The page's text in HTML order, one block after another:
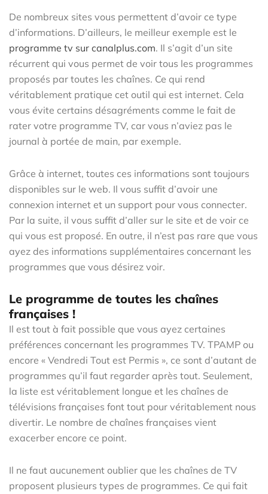
De nombreux sites vous permettent d’avoir ce type
d’informations. D’ailleurs, le meilleur exemple est le
programme tv sur canalplus.com. Il s’agit d’un site
récurrent qui vous permet de voir tous les programmes
proposés par toutes les chaînes. Ce qui rend
véritablement pratique cet outil qui est internet. Cela
vous évite certains désagréments comme le fait de
rater votre programme TV, car vous n’aviez pas le
journal à portée de main, par exemple.
Grâce à internet, toutes ces informations sont toujours
disponibles sur le web. Il vous suffit d’avoir une
connexion internet et un support pour vous connecter.
Par la suite, il vous suffit d’aller sur le site et de voir ce
qui vous est proposé. En outre, il n’est pas rare que vous
ayez des informations supplémentaires concernant les
programmes que vous désirez voir.
Le programme de toutes les chaînes
françaises !
Il est tout à fait possible que vous ayez certaines
préférences concernant les programmes TV. TPAMP ou
encore « Vendredi Tout est Permis », ce sont d’autant de
programmes qu’il faut regarder après tout. Seulement,
la liste est véritablement longue et les chaînes de
télévisions françaises font tout pour véritablement nous
divertir. Le nombre de chaînes françaises vient
exacerber encore ce point.
Il ne faut aucunement oublier que les chaînes de TV
proposent plusieurs types de programmes. Ce qui fait